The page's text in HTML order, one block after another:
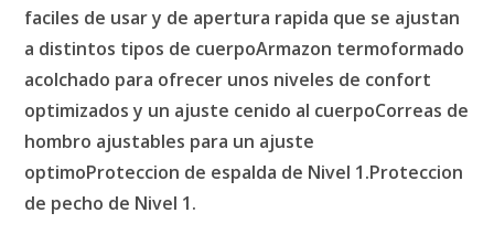
faciles de usar y de apertura rapida que se ajustan
a distintos tipos de cuerpoArmazon termoformado
acolchado para ofrecer unos niveles de confort
optimizados y un ajuste cenido al cuerpoCorreas de
hombro ajustables para un ajuste
optimoProteccion de espalda de Nivel 1.Proteccion
de pecho de Nivel 1.